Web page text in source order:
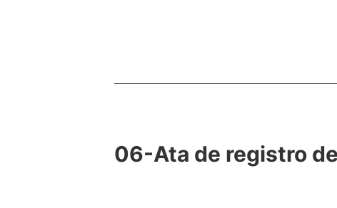
06-Ata de registro